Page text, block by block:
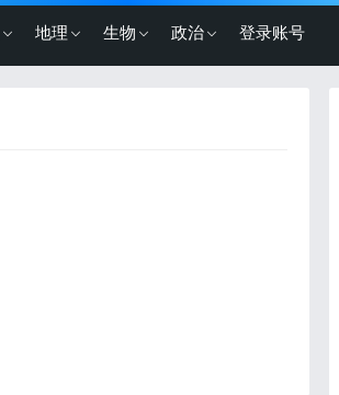
地理 生物 政治 登录账号